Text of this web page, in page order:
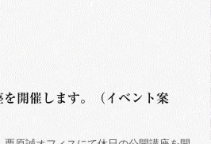
を開催します。（イベント案